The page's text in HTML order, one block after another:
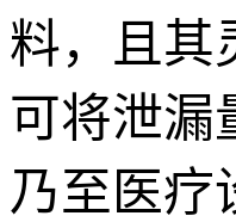
料，且其
可将泄漏
乃至医疗